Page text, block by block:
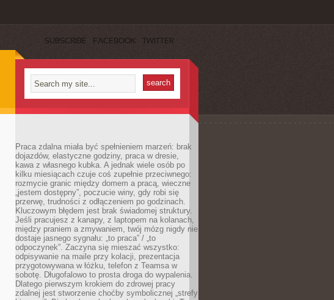
SUBSCRIBE FACEBOOK TWITTER
Praca zdalna miała być spełnieniem marzeń: brak
dojazdów, elastyczne godziny, praca w dresie,
kawa z własnego kubka. A jednak wiele osób po
kilku miesiącach czuje coś zupełnie przeciwnego:
rozmycie granic między domem a pracą, wieczne
„jestem dostępny”, poczucie winy, gdy robi się
przerwę, trudności z odłączeniem po godzinach.
Kluczowym błędem jest brak świadomej struktury.
Jeśli pracujesz z kanapy, z laptopem na kolanach,
między praniem a zmywaniem, twój mózg nigdy nie
dostaje jasnego sygnału: „to praca” / „to
odpoczynek”. Zaczyna się mieszać wszystko:
odpisywanie na maile przy kolacji, prezentacja
przygotowywana w łóżku, telefon z Teamsa w
sobotę. Długofalowo to prosta droga do wypalenia.
Dlatego pierwszym krokiem do zdrowej pracy
zdalnej jest stworzenie choćby symbolicznej „strefy